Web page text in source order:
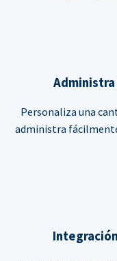
Personaliza una
administra